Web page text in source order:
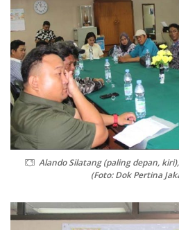
Alando Silatang (paling depan,
(Foto: Dok Pertina